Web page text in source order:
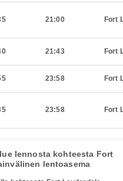
21:00 Fort
21:43 Fort
23:58 Fort
23:58 Fort
lennosta kohteesta Fort
lentoasema